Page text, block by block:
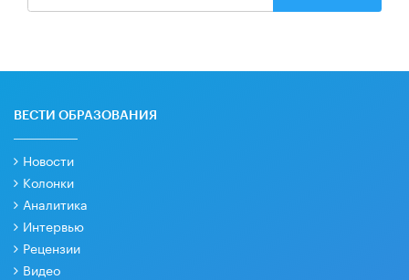
ВЕСТИ ОБРАЗОВАНИЯ
Новости
Колонки
Аналитика
Интервью
Рецензии
Видео